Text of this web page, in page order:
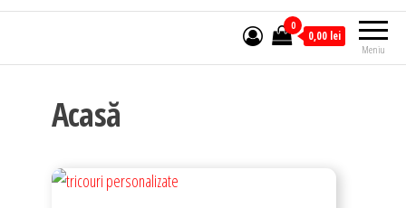
Meniu
0
0,00 lei
Acasă